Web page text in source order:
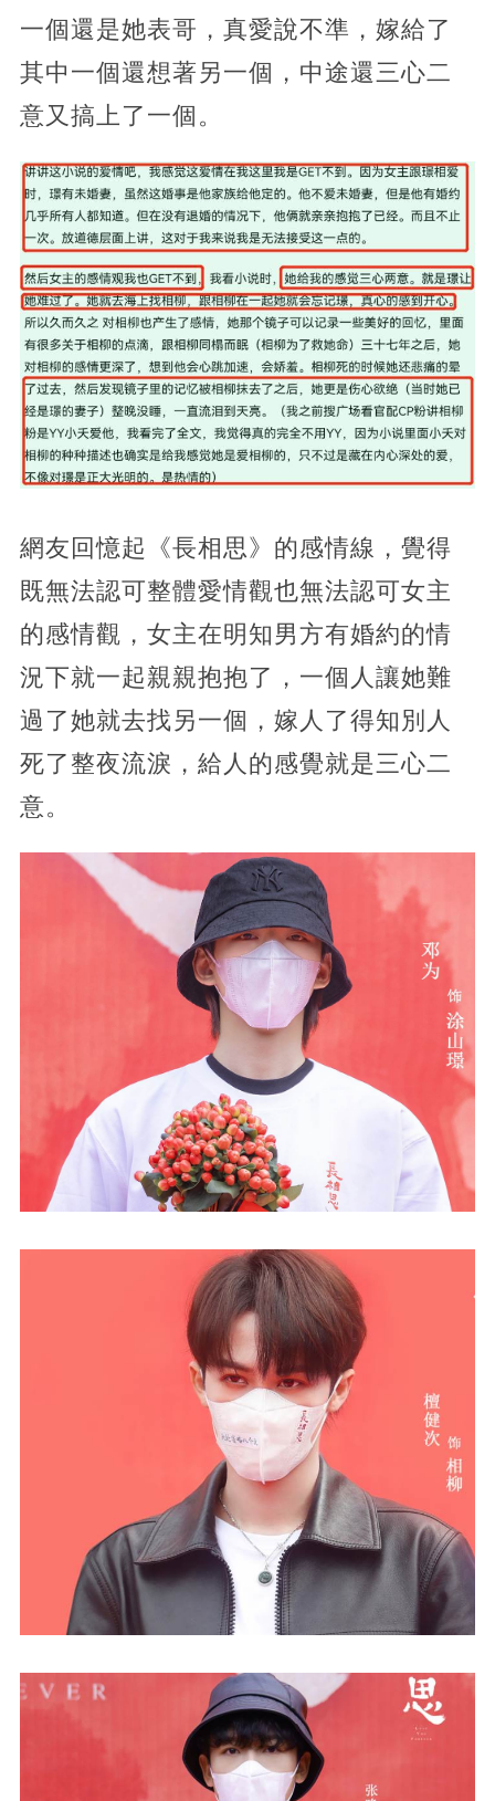
一個還是她表哥，真愛說不準，嫁給了
其中一個還想著另一個，中途還三心二
意又搞上了一個。
網友回憶起《長相思》的感情線，覺得
既無法認可整體愛情觀也無法認可女主
的感情觀，女主在明知男方有婚約的情
況下就一起親親抱抱了，一個人讓她難
過了她就去找另一個，嫁人了得知別人
死了整夜流淚，給人的感覺就是三心二
意。